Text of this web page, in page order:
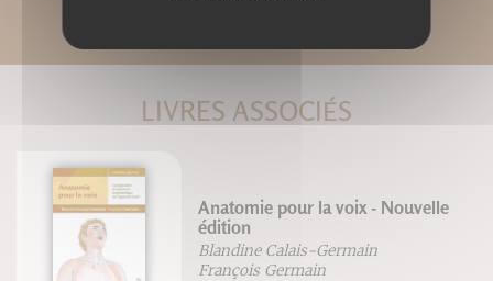
LIVRES ASSOCIÉS
Anatomie pour la voix - Nouvelle
édition
Blandine Calais-Germain
François Germain